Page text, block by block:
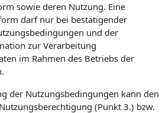
sowie deren Nutzung. Eine
darf nur bei bestätigender
und der
zur Verarbeitung
im Rahmen des Betriebs der
der Nutzungsbedingungen kann den
(Punkt 3.) bzw.